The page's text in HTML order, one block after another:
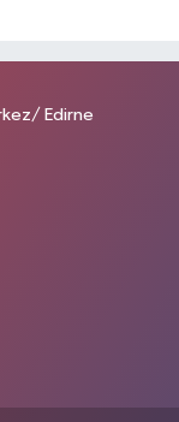
Edirne